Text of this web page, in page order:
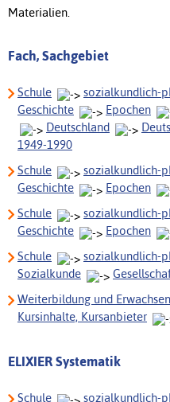
Materialien.
Fach, Sachgebiet
Schule
sozialkundlich-
Geschichte
Epochen
Deutschland
1949-1990
Schule
sozialkundlich-
Geschichte
Epochen
Schule
sozialkundlich-
Geschichte
Epochen
Schule
sozialkundlich-
Sozialkunde
Weiterbildung und
Kursinhalte, Kursanbieter
ELIXIER Systematik
Schule
sozialkundlich-